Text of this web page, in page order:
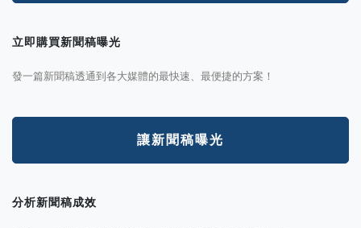
立即購買新聞稿曝光
發一篇新聞稿透通到各大媒體的最快速、最便捷的方案！
讓新聞稿曝光
分析新聞稿成效